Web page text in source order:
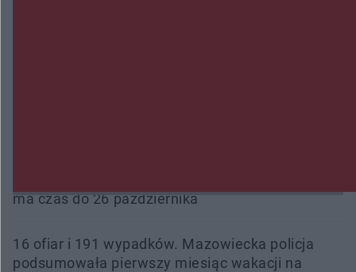
ma czas do 26 października
16 ofiar i 191 wypadków. Mazowiecka policja
podsumowała pierwszy miesiąc wakacji na